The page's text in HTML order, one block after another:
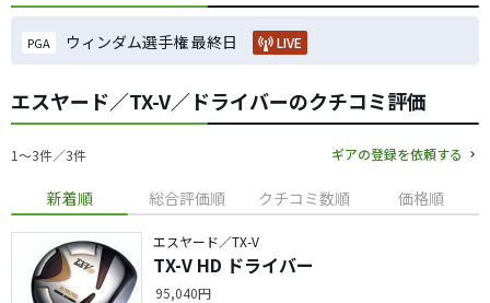
PGA ウィンダム選手権 最終日 LIVE
エスヤード／TX-V／ドライバーのクチコミ評価
1〜3件／3件 ギアの登録を依頼する
新着順 総合評価順 クチコミ数順 価格順
エスヤード／TX-V
TX-V HD ドライバー
95,040円